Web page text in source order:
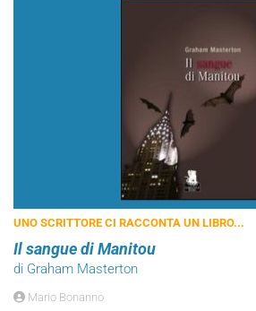
UNO SCRITTORE CI RACCONTA UN LIBRO...
Il sangue di Manitou
di Graham Masterton
Mario Bonanno